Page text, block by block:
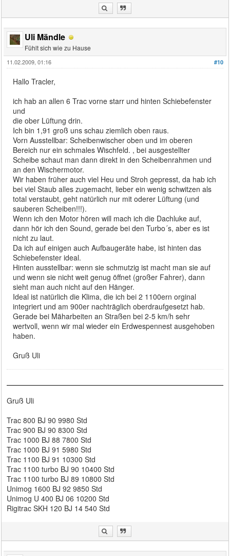
Uli Mändle
Fühlt sich wie zu Hause
#10
11.02.2009, 01:16
Hallo Tracler,
ich hab an allen 6 Trac vorne starr und hinten Schiebefenster
und
die ober Lüftung drin.
Ich bin 1,91 groß uns schau ziemlich oben raus.
Vorn Ausstellbar: Scheibenwischer oben und im oberen
Bereich nur ein schmales Wischfeld. , bei ausgestellter
Scheibe schaut man dann direkt in den Scheibenrahmen und
an den Wischermotor.
Wir haben früher auch viel Heu und Stroh gepresst, da hab ich
bei viel Staub alles zugemacht, lieber ein wenig schwitzen als
total verstaubt, geht natürlich nur mit oderer Lüftung (und
sauberen Scheiben!!!).
Wenn ich den Motor hören will mach ich die Dachluke auf,
dann hör ich den Sound, gerade bei den Turbo´s, aber es ist
nicht zu laut.
Da ich auf einigen auch Aufbaugeräte habe, ist hinten das
Schiebefenster ideal.
Hinten ausstellbar: wenn sie schmutzig ist macht man sie auf
und wenn sie nicht weit genug öffnet (großer Fahrer), dann
sieht man auch nicht auf den Hänger.
Ideal ist natürlich die Klima, die ich bei 2 1100ern orginal
integriert und am 900er nachträglich oberdraufgesetzt hab.
Gerade bei Mäharbeiten an Straßen bei 2-5 km/h sehr
wertvoll, wenn wir mal wieder ein Erdwespennest ausgehoben
haben.
Gruß Uli
Gruß Uli
Trac 800 BJ 90 9980 Std
Trac 900 BJ 90 8300 Std
Trac 1000 BJ 88 7800 Std
Trac 1000 BJ 91 5980 Std
Trac 1100 BJ 91 10300 Std
Trac 1100 turbo BJ 90 10400 Std
Trac 1100 turbo BJ 89 10800 Std
Unimog 1600 BJ 92 9850 Std
Unimog U 400 BJ 06 10200 Std
Rigitrac SKH 120 BJ 14 540 Std